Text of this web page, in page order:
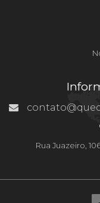
Rua Juazeiro,